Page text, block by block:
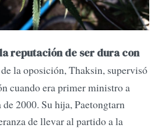
reputación de ser dura con
la oposición, Thaksin, supervisó
cuando era primer ministro a
2000. Su hija, Paetongtarn
de llevar al partido a la